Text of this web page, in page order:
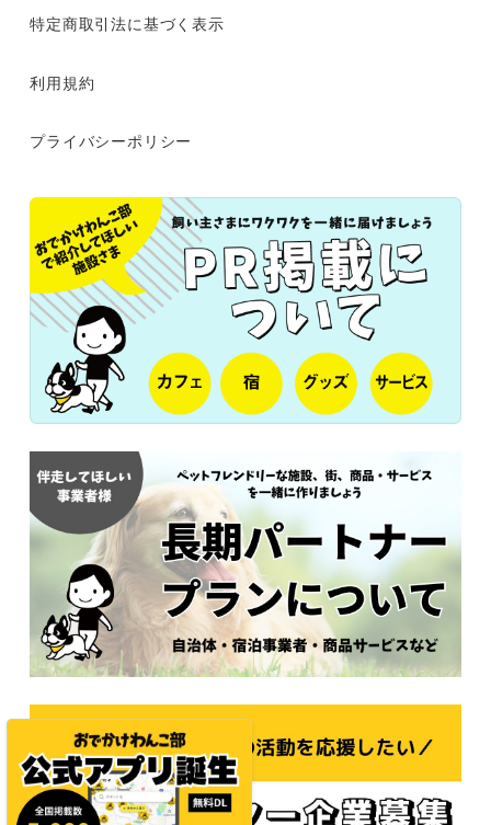
特定商取引法に基づく表示
利用規約
プライバシーポリシー